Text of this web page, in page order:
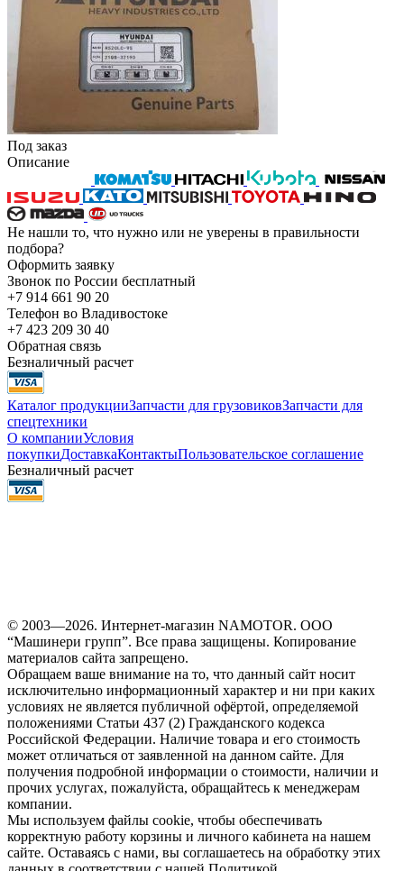
Под заказ
Описание
Не нашли то, что нужно или не уверены в правильности
подбора?
Оформить заявку
Звонок по России бесплатный
+7 914 661 90 20
Телефон во Владивостоке
+7 423 209 30 40
Обратная связь
Безналичный расчет
Каталог продукцииЗапчасти для грузовиковЗапчасти для
спецтехники
О компанииУсловия
покупкиДоставкаКонтактыПользовательское соглашение
Безналичный расчет
© 2003—2026. Интернет-магазин NAMOTOR. ООО
“Машинери групп”. Все права защищены. Копирование
материалов сайта запрещено.
Обращаем ваше внимание на то, что данный сайт носит
исключительно информационный характер и ни при каких
условиях не является публичной офёртой, определяемой
положениями Статьи 437 (2) Гражданского кодекса
Российской Федерации. Наличие товара и его стоимость
может отличаться от заявленной на данном сайте. Для
получения подробной информации о стоимости, наличии и
прочих услугах, пожалуйста, обращайтесь к менеджерам
компании.
Мы используем файлы cookie, чтобы обеспечивать
корректную работу корзины и личного кабинета на нашем
сайте. Оставаясь с нами, вы соглашаетесь на обработку этих